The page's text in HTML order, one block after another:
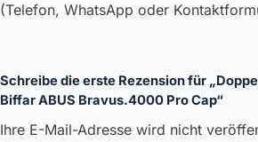
(Telefon, WhatsApp oder
Schreibe die erste Rezension für
Biffar ABUS Bravus.4000 Pro Cap“
Ihre E-Mail-Adresse wird nicht